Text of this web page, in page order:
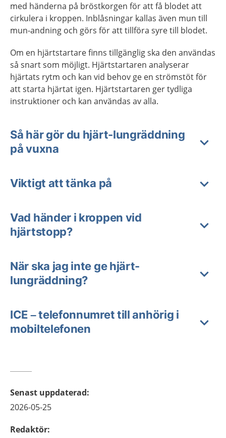
med händerna på bröstkorgen för att få blodet att
cirkulera i kroppen. Inblåsningar kallas även mun till
mun-andning och görs för att tillföra syre till blodet.
Om en hjärtstartare finns tillgänglig ska den användas
så snart som möjligt. Hjärtstartaren analyserar
hjärtats rytm och kan vid behov ge en strömstöt för
att starta hjärtat igen. Hjärtstartaren ger tydliga
instruktioner och kan användas av alla.
Så här gör du hjärt-lungräddning
på vuxna
Viktigt att tänka på
Vad händer i kroppen vid
hjärtstopp?
När ska jag inte ge hjärt-
lungräddning?
ICE – telefonnumret till anhörig i
mobiltelefonen
Senast uppdaterad:
2026-05-25
Redaktör: